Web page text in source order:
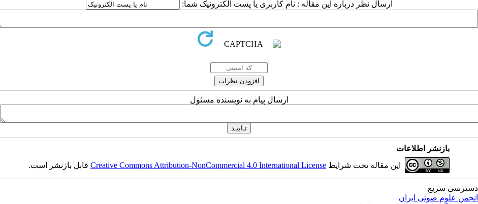
ارسال نظر درباره این مقاله : نام کاربری یا پست الکترونیک شما:
ارسال پیام به نویسنده مسئول
بازنشر اطلاعات
این مقاله تحت شرایط Creative Commons Attribution-NonCommercial 4.0 International Licenseقابل بازنشر است.
دسترسی سریع
انجمن علوم صوتی ایران